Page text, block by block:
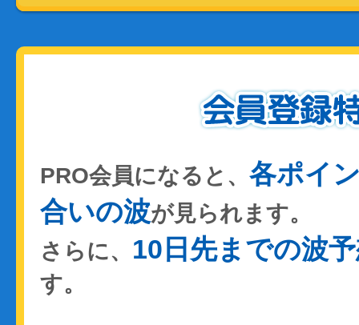
PRO会員になると、 各ポイ
合いの波が見られます。
さらに、 10日先までの波
す。